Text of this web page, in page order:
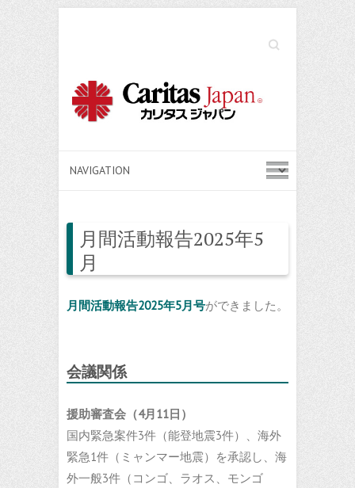
Search
月間活動報告2025年5
月
月間活動報告2025年5月号ができました。
会議関係
援助審査会（4月11日）
国内緊急案件3件（能登地震3件）、海外
緊急1件（ミャンマー地震）を承認し、海
外一般3件（コンゴ、ラオス、モンゴ